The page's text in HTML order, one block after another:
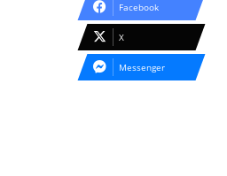
Facebook
X
Messenger